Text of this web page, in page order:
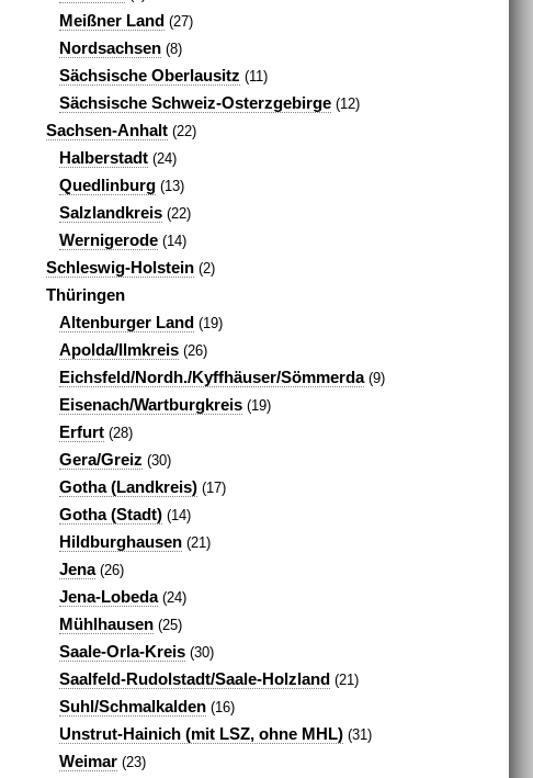
Meißner Land (27)
Nordsachsen (8)
Sächsische Oberlausitz (11)
Sächsische Schweiz-Osterzgebirge (12)
Sachsen-Anhalt (22)
Halberstadt (24)
Quedlinburg (13)
Salzlandkreis (22)
Wernigerode (14)
Schleswig-Holstein (2)
Thüringen
Altenburger Land (19)
Apolda/Ilmkreis (26)
Eichsfeld/Nordh./Kyffhäuser/Sömmerda(9)
Eisenach/Wartburgkreis (19)
Erfurt (28)
Gera/Greiz (30)
Gotha (Landkreis) (17)
Gotha (Stadt) (14)
Hildburghausen (21)
Jena(26)
Jena-Lobeda(24)
Mühlhausen (25)
Saale-Orla-Kreis (30)
Saalfeld-Rudolstadt/Saale-Holzland (21)
Suhl/Schmalkalden (16)
Unstrut-Hainich (mit LSZ, ohne MHL) (31)
Weimar (23)